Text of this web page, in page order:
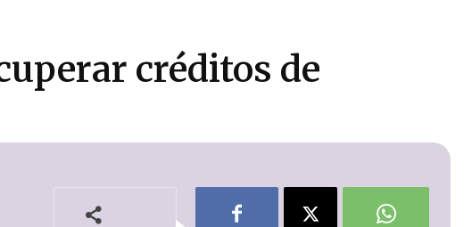
créditos de